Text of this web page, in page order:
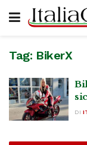
Tag: BikerX
DI